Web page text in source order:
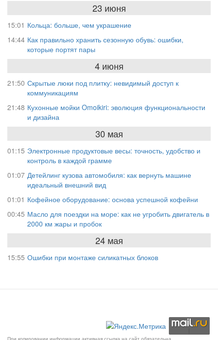
23 июня
15:01 Кольца: больше, чем украшение
14:44 Как правильно хранить сезонную обувь: ошибки,
которые портят пары
4 июня
21:50 Скрытые люки под плитку: невидимый доступ к
коммуникациям
21:48 Кухонные мойки Omoikiri: эволюция функциональности
и дизайна
30 мая
01:15 Электронные продуктовые весы: точность, удобство и
контроль в каждой грамме
01:07 Детейлинг кузова автомобиля: как вернуть машине
идеальный внешний вид
01:01 Кофейное оборудование: основа успешной кофейни
00:45 Масло для поездки на море: как не угробить двигатель в
2000 км жары и пробок
24 мая
15:55 Ошибки при монтаже силикатных блоков
При копировании информации активная ссылка на сайт обязательна